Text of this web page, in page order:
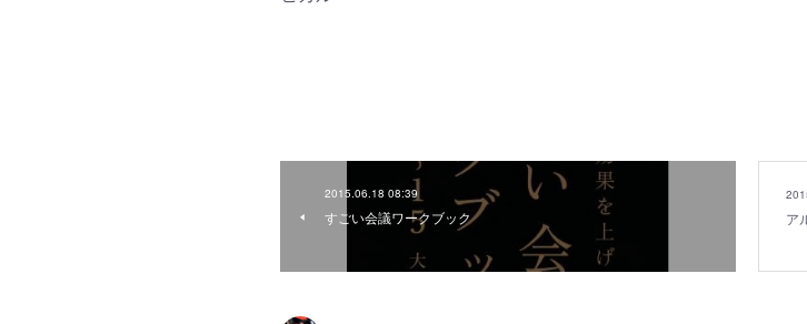
2015.06.18 08:39
すごい会議ワークブック ア